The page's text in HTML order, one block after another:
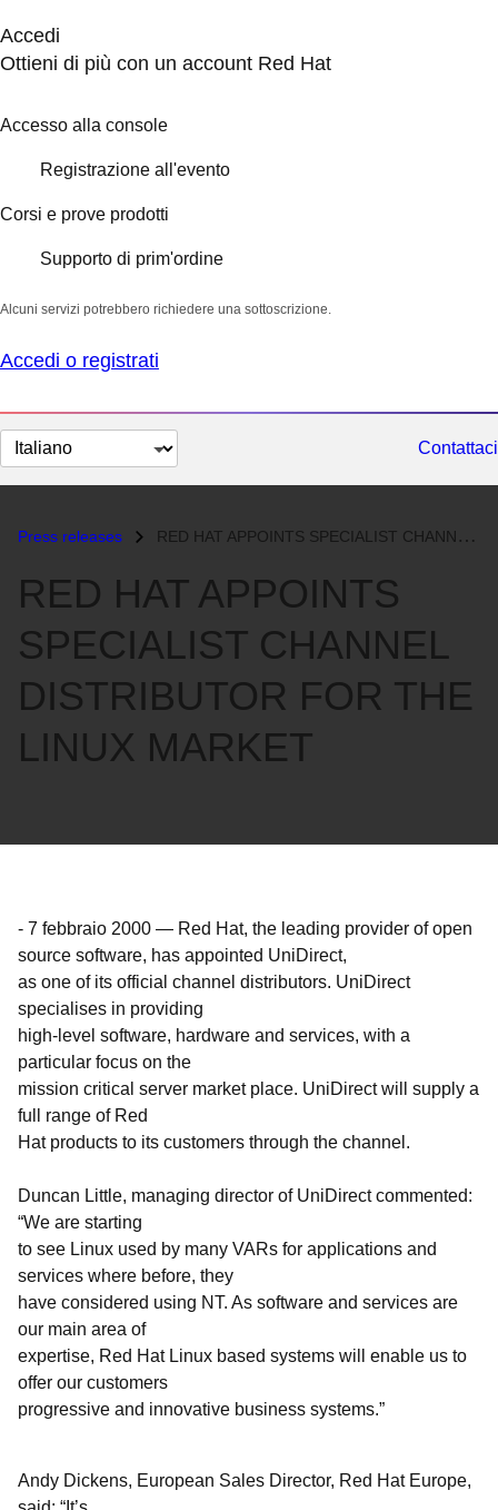
Accedi
Ottieni di più con un account Red Hat
Accesso alla console
Registrazione all'evento
Corsi e prove prodotti
Supporto di prim'ordine
Alcuni servizi potrebbero richiedere una sottoscrizione.
Accedi o registrati
Cambia
lingua
Contattaci
Press releases RED HAT APPOINTS SPECIALIST CHANNEL DISTRIBUTOR FOR THE LINUX MARKET...
RED HAT APPOINTS
SPECIALIST CHANNEL
DISTRIBUTOR FOR THE
LINUX MARKET
- 7 febbraio 2000 — Red Hat, the leading provider of open
source software, has appointed UniDirect,
as one of its official channel distributors. UniDirect
specialises in providing
high-level software, hardware and services, with a
particular focus on the
mission critical server market place. UniDirect will supply a
full range of Red
Hat products to its customers through the channel.
Duncan Little, managing director of UniDirect commented:
“We are starting
to see Linux used by many VARs for applications and
services where before, they
have considered using NT. As software and services are
our main area of
expertise, Red Hat Linux based systems will enable us to
offer our customers
progressive and innovative business systems.”
Andy Dickens, European Sales Director, Red Hat Europe,